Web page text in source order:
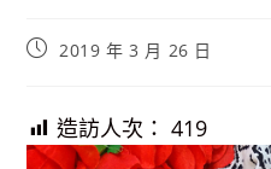
Post2019 年 3 月 26 日
造訪人次： 419